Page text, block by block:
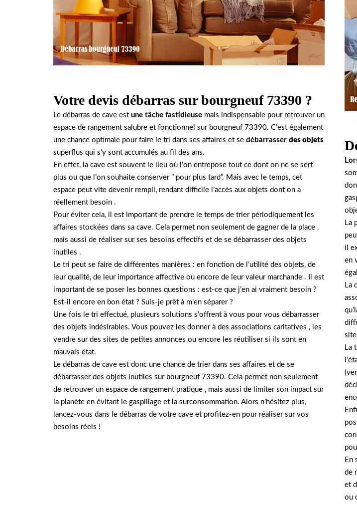
Votre devis débarras sur bourgneuf 73390 ?
Le débarras de cave est une tâche fastidieuse mais indispensable pour retrouver un
espace de rangement salubre et fonctionnel sur bourgneuf 73390. C’est également
une chance optimale pour faire le tri dans ses affaires et se débarrasser des objets
superflus qui s’y sont accumulés au fil des ans.
En effet, la cave est souvent le lieu où l’on entrepose tout ce dont on ne se sert
plus ou que l’on souhaite conserver ” pour plus tard”. Mais avec le temps, cet
espace peut vite devenir rempli, rendant difficile l’accès aux objets dont on a
réellement besoin .
Pour éviter cela, il est important de prendre le temps de trier périodiquement les
affaires stockées dans sa cave. Cela permet non seulement de gagner de la place ,
mais aussi de réaliser sur ses besoins effectifs et de se débarrasser des objets
inutiles .
Le tri peut se faire de différentes manières : en fonction de l’utilité des objets, de
leur qualité, de leur importance affective ou encore de leur valeur marchande . Il est
important de se poser les bonnes questions : est-ce que j’en ai vraiment besoin ?
Est-il encore en bon état ? Suis-je prêt à m’en séparer ?
Une fois le tri effectué, plusieurs solutions s’offrent à vous pour vous débarrasser
des objets indésirables. Vous pouvez les donner à des associations caritatives , les
vendre sur des sites de petites annonces ou encore les réutiliser si ils sont en
mauvais état.
Le débarras de cave est donc une chance de trier dans ses affaires et de se
débarrasser des objets inutiles sur bourgneuf 73390. Cela permet non seulement
de retrouver un espace de rangement pratique , mais aussi de limiter son impact sur
la planète en évitant le gaspillage et la surconsommation. Alors n’hésitez plus,
lancez-vous dans le débarras de votre cave et profitez-en pour réaliser sur vos
besoins réels !
La
il
en
La
La
En
de
et
ou